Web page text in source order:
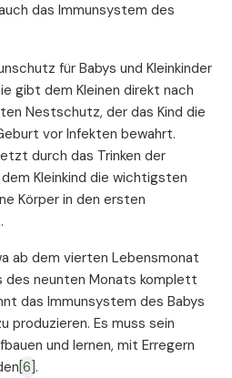
das Immunsystem des
für Babys und Kleinkinder
gibt dem Kleinen direkt nach
Nestschutz, der das Kind die
vor Infekten bewahrt.
durch das Trinken der
Kleinkind die wichtigsten
Körper in den ersten
ab dem vierten Lebensmonat
des neunten Monats komplett
das Immunsystem des Babys
produzieren. Es muss sein
und lernen, mit Erregern
[6] .